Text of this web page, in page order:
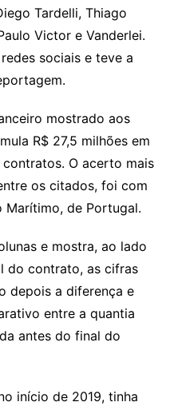
Tardelli, Thiago
Victor e Vanderlei.
sociais e teve a
mostrado aos
R$ 27,5 milhões em
O acerto mais
os citados, foi com
Marítimo, de Portugal.
e mostra, ao lado
do contrato, as cifras
depois a diferença e
entre a quantia
antes do final do
início de 2019, tinha